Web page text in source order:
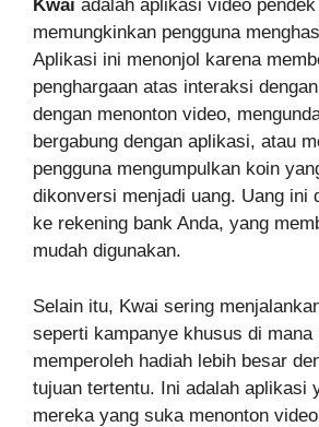
Kwai adalah aplikasi video
memungkinkan pengguna
Aplikasi ini menonjol karena
penghargaan atas interaksi
dengan menonton video,
bergabung dengan aplikasi, atau
pengguna mengumpulkan koin
dikonversi menjadi uang. Uang ini
ke rekening bank Anda, yang
mudah digunakan.
Selain itu, Kwai sering
seperti kampanye khusus di mana
memperoleh hadiah lebih besar
tujuan tertentu. Ini adalah aplikasi
mereka yang suka menonton